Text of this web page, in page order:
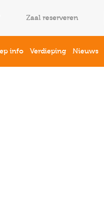
Zaal reserveren
info Verdieping Nieuws